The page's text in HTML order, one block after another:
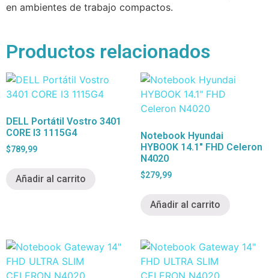
en ambientes de trabajo compactos.
Productos relacionados
DELL Portátil Vostro 3401
CORE I3 1115G4
$789,99
Añadir al carrito
Notebook Hyundai
HYBOOK 14.1″ FHD Celeron
N4020
$279,99
Añadir al carrito